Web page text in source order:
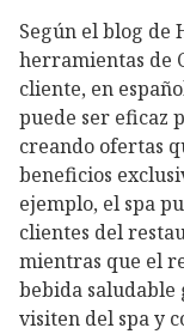
Según el blog de
herramientas de
cliente, en
puede ser eficaz
creando ofertas
beneficios
ejemplo, el spa
clientes del
mientras que el
bebida saludable
visiten del spa y